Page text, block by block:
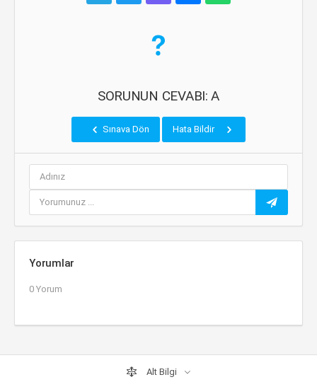
SORUNUN CEVABI: A
Sınava Dön Hata Bildir
Yorumlar
0 Yorum
Alt Bilgi